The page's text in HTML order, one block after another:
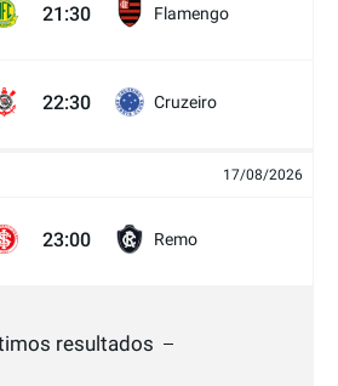
21:30 Flamengo
22:30 Cruzeiro
17/08/2026
23:00 Remo
resultados